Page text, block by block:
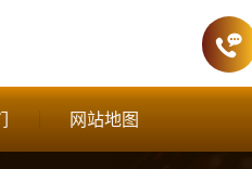
网站地图